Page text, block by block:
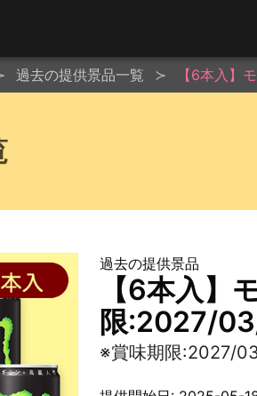
過去の提供景品一覧 【6本入】
過去の提供景品
【6本入
限:2027/
※賞味期限:2027/